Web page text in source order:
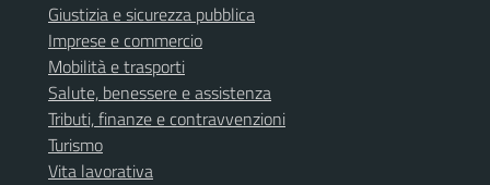
Giustizia e sicurezza pubblica
Imprese e commercio
Mobilità e trasporti
Salute, benessere e assistenza
Tributi, finanze e contravvenzioni
Turismo
Vita lavorativa